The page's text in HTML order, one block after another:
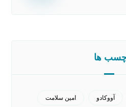
ها
آووکادو امین سلامت